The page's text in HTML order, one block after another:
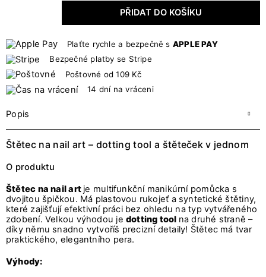
PŘIDAT DO KOŠÍKU
Plaťte rychle a bezpečně s APPLE PAY
Bezpečné platby se Stripe
Poštovné od 109 Kč
14 dní na vráceni
Popis
Štětec na nail art – dotting tool a štěteček v jednom
O produktu
Štětec na nail art je multifunkční manikúrní pomůcka s
dvojitou špičkou. Má plastovou rukojeť a syntetické štětiny,
které zajišťují efektivní práci bez ohledu na typ vytvářeného
zdobení. Velkou výhodou je dotting tool na druhé straně –
díky němu snadno vytvoříš precizní detaily! Štětec má tvar
praktického, elegantního pera.
Výhody: